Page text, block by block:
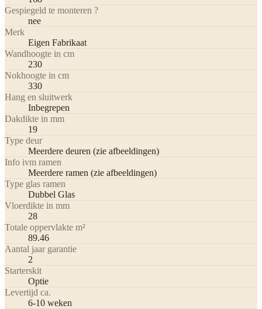
Gespiegeld te monteren ?
nee
Merk
Eigen Fabrikaat
Wandhoogte in cm
230
Nokhoogte in cm
330
Hang en sluitwerk
Inbegrepen
Dakdikte in mm
19
Type deur
Meerdere deuren (zie afbeeldingen)
Info ivm ramen
Meerdere ramen (zie afbeeldingen)
Type glas ramen
Dubbel Glas
Vloerdikte in mm
28
Totale oppervlakte m²
89.46
Aantal jaar garantie
2
Starterskit
Optie
Levertijd ca.
6-10 weken